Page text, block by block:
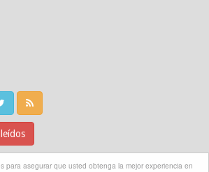
para asegurar que usted obtenga la mejor experiencia en
Grupo Telegram